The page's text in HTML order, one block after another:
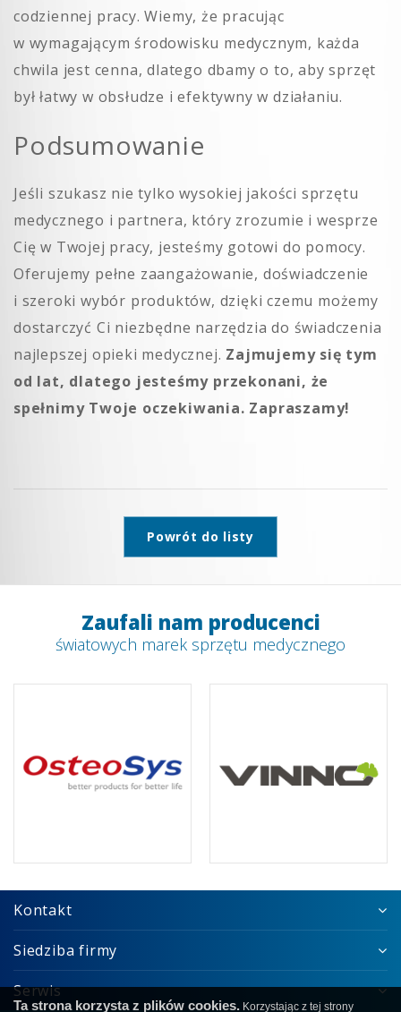
codziennej pracy. Wiemy, że pracując
w wymagającym środowisku medycznym, każda
chwila jest cenna, dlatego dbamy o to, aby sprzęt
był łatwy w obsłudze i efektywny w działaniu.
Podsumowanie
Jeśli szukasz nie tylko wysokiej jakości sprzętu
medycznego i partnera, który zrozumie i wesprze
Cię w Twojej pracy, jesteśmy gotowi do pomocy.
Oferujemy pełne zaangażowanie, doświadczenie
i szeroki wybór produktów, dzięki czemu możemy
dostarczyć Ci niezbędne narzędzia do świadczenia
najlepszej opieki medycznej. Zajmujemy się tym
od lat, dlatego jesteśmy przekonani, że
spełnimy Twoje oczekiwania. Zapraszamy!
Powrót do listy
Zaufali nam producenci
światowych marek sprzętu medycznego
Kontakt
Siedziba firmy
Serwis
Ta strona korzysta z plików cookies. Korzystając z tej strony